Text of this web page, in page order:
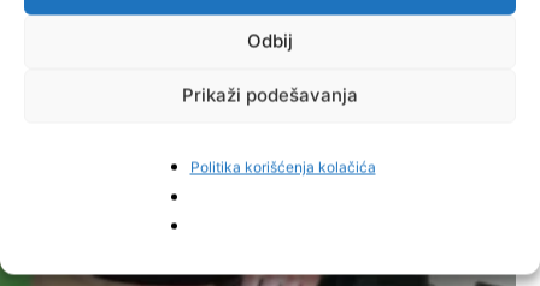
Odbij
Prikaži podešavanja
Politika korišćenja kolačića
Pinterest
Najnovije vijesti